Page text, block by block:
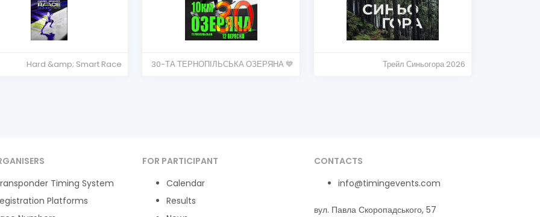
Hard &amp; Smart Race 30-ТА ТЕРНОПІЛЬСЬКА ОЗЕРЯНА 💙 Трейл Синьогора 2026
Timing System
Platforms
FOR PARTICIPANT
Calendar
Results
CONTACTS
info@timingevents.com
вул. Павла Скоропадського, 57